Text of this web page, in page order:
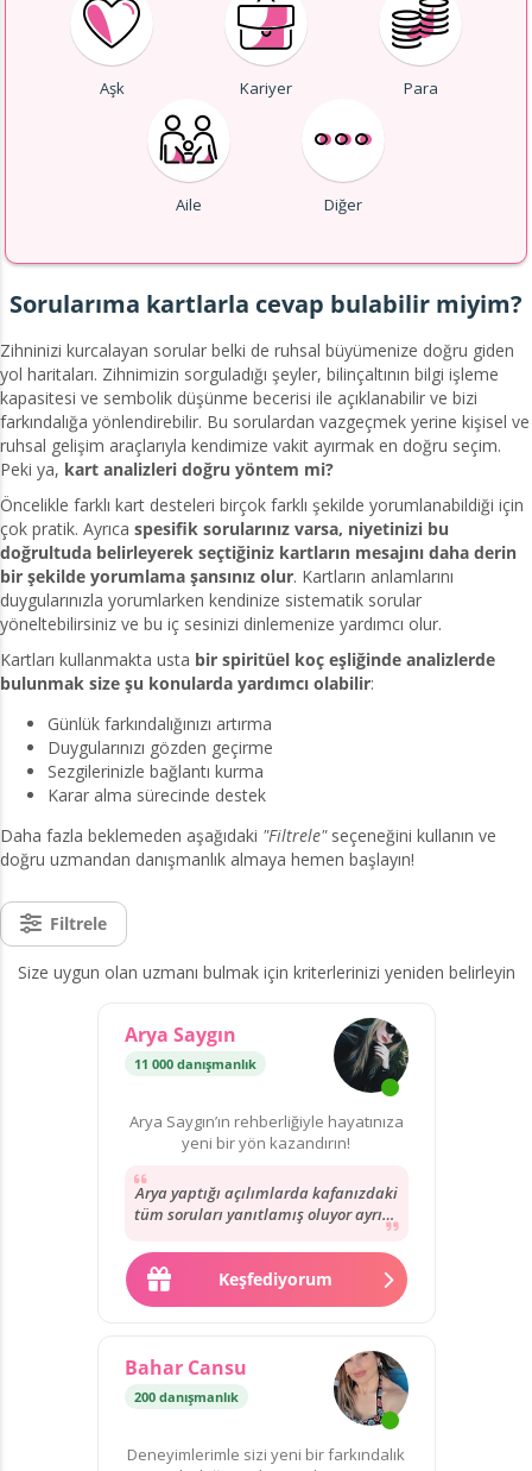
Aşk Kariyer Para
Aile Diğer
Sorularıma kartlarla cevap bulabilir miyim?
Zihninizi kurcalayan sorular belki de ruhsal büyümenize doğru giden
yol haritaları. Zihnimizin sorguladığı şeyler, bilinçaltının bilgi işleme
kapasitesi ve sembolik düşünme becerisi ile açıklanabilir ve bizi
farkındalığa yönlendirebilir. Bu sorulardan vazgeçmek yerine kişisel ve
ruhsal gelişim araçlarıyla kendimize vakit ayırmak en doğru seçim.
Peki ya, kart analizleri doğru yöntem mi?
Öncelikle farklı kart desteleri birçok farklı şekilde yorumlanabildiği için
çok pratik. Ayrıca spesifik sorularınız varsa, niyetinizi bu
doğrultuda belirleyerek seçtiğiniz kartların mesajını daha derin
bir şekilde yorumlama şansınız olur. Kartların anlamlarını
duygularınızla yorumlarken kendinize sistematik sorular
yöneltebilirsiniz ve bu iç sesinizi dinlemenize yardımcı olur.
Kartları kullanmakta usta bir spiritüel koç eşliğinde analizlerde
bulunmak size şu konularda yardımcı olabilir:
Günlük farkındalığınızı artırma
Duygularınızı gözden geçirme
Sezgilerinizle bağlantı kurma
Karar alma sürecinde destek
Daha fazla beklemeden aşağıdaki "Filtrele"seçeneğini kullanın ve
doğru uzmandan danışmanlık almaya hemen başlayın!
Filtrele
Size uygun olan uzmanı bulmak için kriterlerinizi yeniden belirleyin
Arya Saygın
11 000 danışmanlık
Arya Saygın’ın rehberliğiyle hayatınıza
yeni bir yön kazandırın!
Arya yaptığı açılımlarda kafanızdaki
tüm soruları yanıtlamış oluyor ayrıca
çok...
Keşfediyorum
Bahar Cansu
200 danışmanlık
Deneyimlerimle sizi yeni bir farkındalık